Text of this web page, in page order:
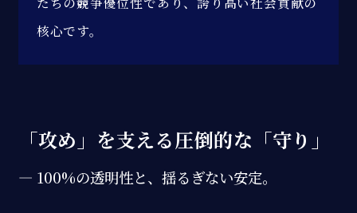
核心です。
「攻め」を支える圧倒的な「守り」
― 100%の透明性と、揺るぎない安定。